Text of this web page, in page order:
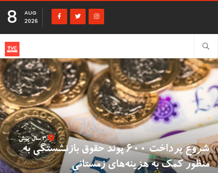
8
AUG
2026
3 سال پیش
شروع پرداخت 600 پوند حقوق بازنشستگی به
منظور کمک به هزینه‌های زمستانی